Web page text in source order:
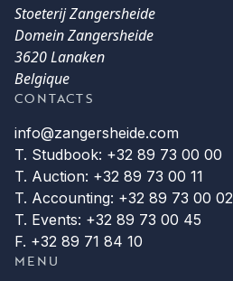
Stoeterij Zangersheide
Domein Zangersheide
3620 Lanaken
Belgique
CONTACTS
info@zangersheide.com
T. Studbook: +32 89 73 00 00
T. Auction: +32 89 73 00 11
T. Accounting: +32 89 73 00 02
T. Events: +32 89 73 00 45
F. +32 89 71 84 10
MENU